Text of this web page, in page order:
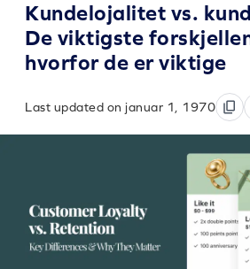
Kundelojalitet vs.
De viktigste
hvorfor de er viktige
Last updated on januar 1, 1970